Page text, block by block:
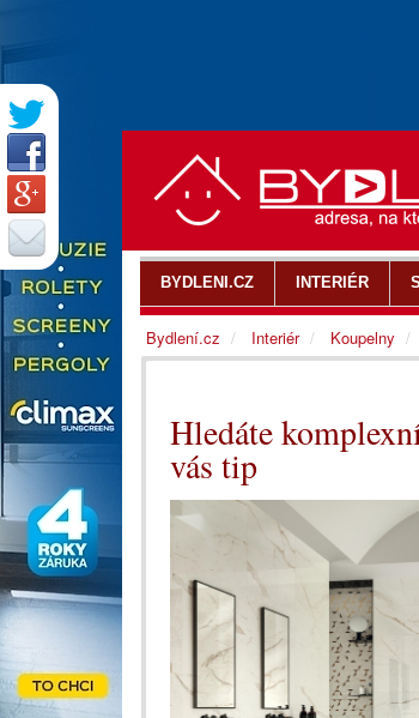
Hledáte
vás tip
BYDLENI.CZ INTERIÉR
Bydlení.cz Interiér Koupelny